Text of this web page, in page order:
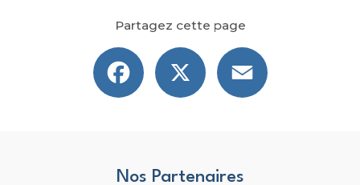
Partagez cette page
Facebook
Nos Partenaires